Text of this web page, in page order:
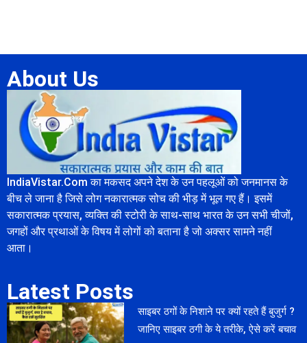
About Us
IndiaVistar.Com का मकसद अपने देश के उन पहलूओं को जनमानस के
बीच ले जाना है जिसे लोग नकारात्मक सोच की भीड़ में भूल गए हैं। इसमें
सकारात्मक प्रयास, व्यक्ति की स्टोरी के साथ-साथ भारत के उन सभी चीजों,
जगहों और प्रथाओं के विषय में लोगों को बताना है जो अक्सर सामने नहीं
आता।
Latest Posts
साइबर ठगों के निशाने पर क्यों रहते हैं बुजुर्ग ?
जानिए साइबर ठगी के ये तरीके, ऐसे करें बचाव